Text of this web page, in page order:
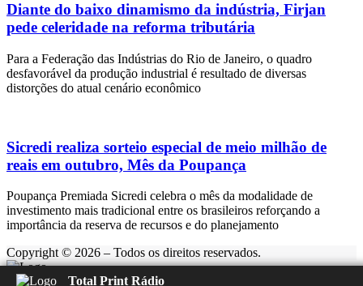
Diante do baixo dinamismo da indústria, Firjan
pede celeridade na reforma tributária
Para a Federação das Indústrias do Rio de Janeiro, o quadro
desfavorável da produção industrial é resultado de diversas
distorções do atual cenário econômico
Sicredi realiza sorteio especial de meio milhão de
reais em outubro, Mês da Poupança
Poupança Premiada Sicredi celebra o mês da modalidade de
investimento mais tradicional entre os brasileiros reforçando a
importância da reserva de recursos e do planejamento
Copyright © 2026 – Todos os direitos reservados.
Total Print Rádio
Rádio Feliz